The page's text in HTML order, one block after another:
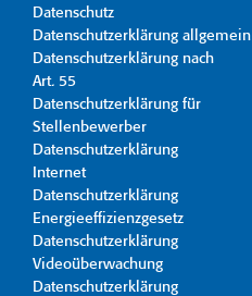
Datenschutz
Datenschutzerklärung allgemein
Datenschutzerklärung nach
Art. 55
Datenschutzerklärung für
Stellenbewerber
Datenschutzerklärung
Internet
Datenschutzerklärung
Energieeffizienzgesetz
Datenschutzerklärung
Videoüberwachung
Datenschutzerklärung